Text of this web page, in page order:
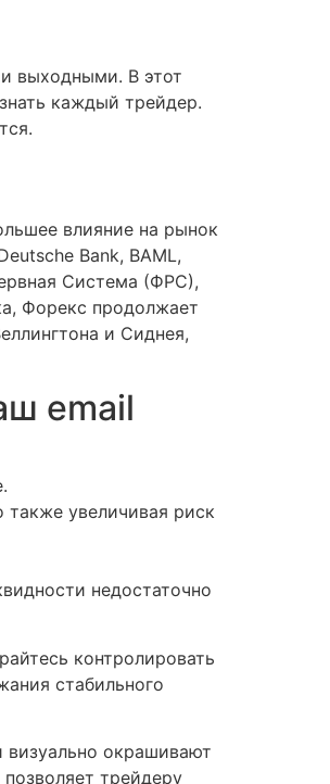
выходными. В этот
каждый трейдер.
влияние на рынок
Bank, BAML,
Система (ФРС),
Форекс продолжает
и Сиднея,
email
увеличивая риск
недостаточно
контролировать
стабильного
визуально окрашивают
трейдеру